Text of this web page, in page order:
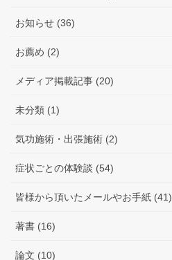
お知らせ (36)
お薦め (2)
メディア掲載記事 (20)
未分類 (1)
気功施術・出張施術 (2)
症状ごとの体験談 (54)
皆様から頂いたメールやお手紙 (41)
著書 (16)
論文 (10)